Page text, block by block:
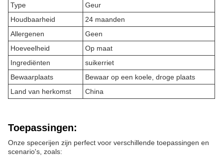
Type
Geur
Houdbaarheid
24 maanden
Allergenen
Geen
Hoeveelheid
Op maat
Ingrediënten
suikerriet
Bewaarplaats
Bewaar op een koele, droge plaats
Land van herkomst
China
Toepassingen:
Onze specerijen zijn perfect voor verschillende toepassingen en
scenario's, zoals: